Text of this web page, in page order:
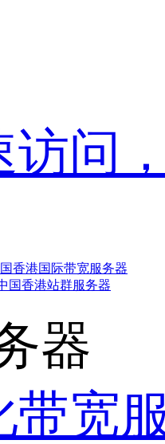
访问
香港国际带宽服务器
国香港站群服务器
器
带宽